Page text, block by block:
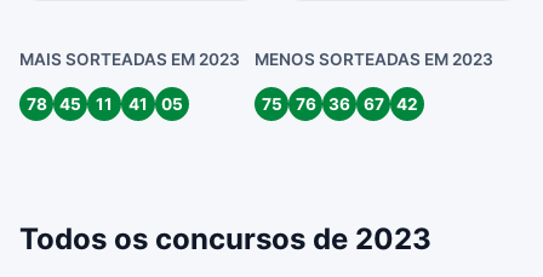
MAIS SORTEADAS EM 2023
78 45 11 41 05
MENOS SORTEADAS EM 2023
75 76 36 67 42
Todos os concursos de 2023